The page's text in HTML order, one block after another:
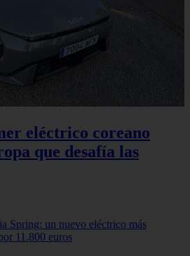
eléctrico coreano
que desafía las